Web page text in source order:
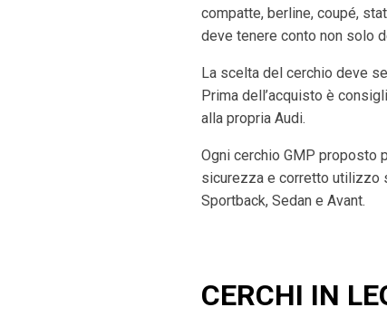
compatte, berline, coupé,
deve tenere conto non solo
La scelta del cerchio deve
Prima dell’acquisto è
alla propria Audi.
Ogni cerchio GMP proposto
sicurezza e corretto utilizzo
Sportback, Sedan e Avant.
CERCHI IN